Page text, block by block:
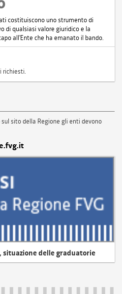
costituiscono uno strumento di
di qualsiasi valore giuridico e la
all'Ente che ha emanato il bando.
richiesti.
sito della Regione gli enti devono
situazione delle graduatorie